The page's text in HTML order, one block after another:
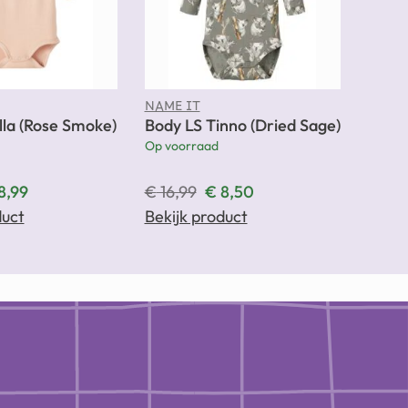
(Rose Smoke)
NAME IT
Body LS Tinno (Dried Sage)
Op voorraad
€16,99 € 8,50
Bekijk product